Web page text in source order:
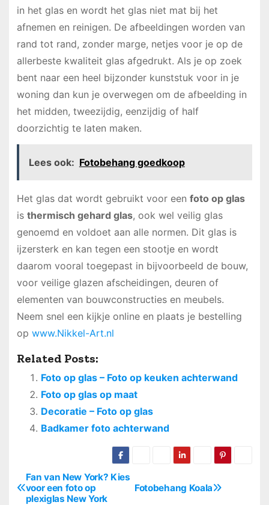
in het glas en wordt het glas niet mat bij het
afnemen en reinigen. De afbeeldingen worden van
rand tot rand, zonder marge, netjes voor je op de
allerbeste kwaliteit glas afgedrukt. Als je op zoek
bent naar een heel bijzonder kunststuk voor in je
woning dan kun je overwegen om de afbeelding in
het midden, tweezijdig, eenzijdig of half
doorzichtig te laten maken.
Lees ook: Fotobehang goedkoop
Het glas dat wordt gebruikt voor een foto op glas
is thermisch gehard glas, ook wel veilig glas
genoemd en voldoet aan alle normen. Dit glas is
ijzersterk en kan tegen een stootje en wordt
daarom vooral toegepast in bijvoorbeeld de bouw,
voor veilige glazen afscheidingen, deuren of
elementen van bouwconstructies en meubels.
Neem snel een kijkje online en plaats je bestelling
op www.Nikkel-Art.nl
Related Posts:
Foto op glas – Foto op keuken achterwand
Foto op glas op maat
Decoratie – Foto op glas
Badkamer foto achterwand
B
Fotobehang Koala
Fan van New York? Kies
voor een foto op
plexiglas New York